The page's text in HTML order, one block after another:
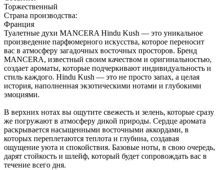
Торжественный
Страна производства:
Франция
Туалетные духи MANCERA Hindu Kush — это уникальное
произведение парфюмерного искусства, которое переносит
вас в атмосферу загадочных восточных просторов. Бренд
MANCERA, известный своим качеством и оригинальностью,
создает ароматы, которые подчеркивают индивидуальность и
стиль каждого. Hindu Kush — это не просто запах, а целая
история, наполненная экзотическими нотами и глубокими
эмоциями.
В верхних нотах вы ощутите свежесть и зелень, которые сразу
же погружают в атмосферу дикой природы. Сердце аромата
раскрывается насыщенными восточными аккордами, в
которых переплетаются теплота и глубина, создавая
ощущение уюта и спокойствия. Базовые ноты, в свою очередь,
дарят стойкость и шлейф, который будет сопровождать вас в
течение всего дня.